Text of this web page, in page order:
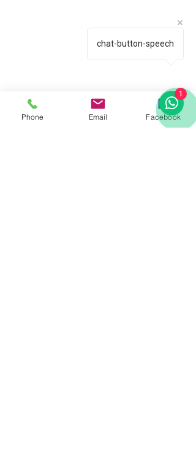
Phone Email Facebook
chat-button-speech
1